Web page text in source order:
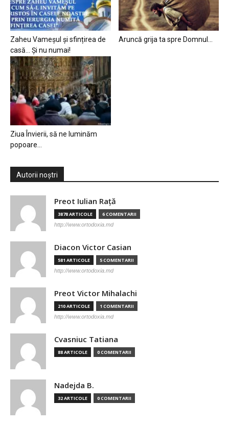
Zaheu Vameșul și sfințirea de
casă… Și nu numai!
Aruncă grija ta spre Domnul…
Ziua Învierii, să ne luminăm
popoare…
Autorii noștri
Preot Iulian Raţă
3878 ARTICOLE 6 COMENTARII
http://www.ortodoxia.md
Diacon Victor Casian
581 ARTICOLE 5 COMENTARII
http://www.ortodoxia.md
Preot Victor Mihalachi
210 ARTICOLE 1 COMENTARII
http://www.ortodoxia.md
Cvasniuc Tatiana
88 ARTICOLE 0 COMENTARII
Nadejda B.
32 ARTICOLE 0 COMENTARII